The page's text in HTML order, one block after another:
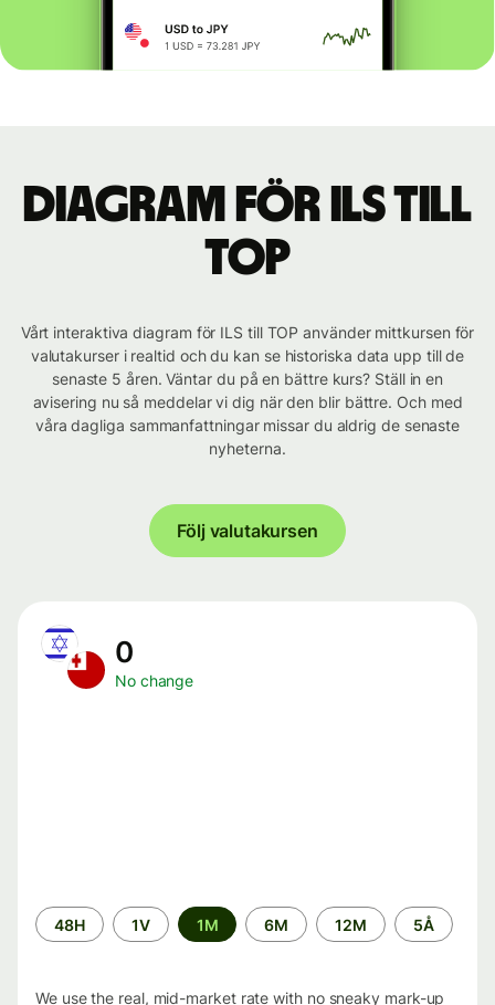
Diagram för ILS till
TOP
Vårt interaktiva diagram för ILS till TOP använder mittkursen för
valutakurser i realtid och du kan se historiska data upp till de
senaste 5 åren. Väntar du på en bättre kurs? Ställ in en
avisering nu så meddelar vi dig när den blir bättre. Och med
våra dagliga sammanfattningar missar du aldrig de senaste
nyheterna.
Följ valutakursen
0
No change
Time
period
48H 1V 1M 6M 12M 5Å
We use the real, mid-market rate with no sneaky mark-up